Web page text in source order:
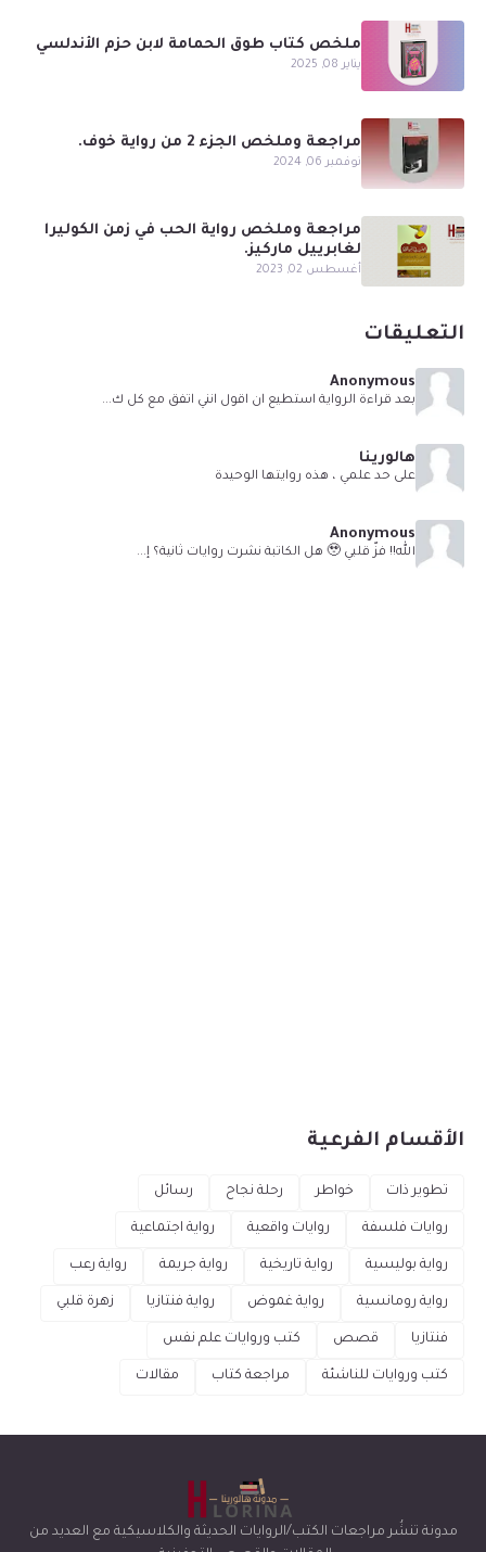
ملخص كتاب طوق الحمامة لابن حزم الأندلسي
يناير 08, 2025
مراجعة وملخص الجزء 2 من رواية خوف.
نوفمبر 06, 2024
مراجعة وملخص رواية الحب في زمن الكوليرا
لغابرييل ماركيز.
أغسطس 02, 2023
التعليقات
Anonymous
بعد قراءة الرواية استطيع ان اقول انني اتفق مع كل ك...
هالورينا
على حد علمي ، هذه روايتها الوحيدة
Anonymous
الله!! فزّ قلبي 🥹 هل الكاتبة نشرت روايات ثانية؟ إ...
الأقسام الفرعية
تطوير ذات خواطر رحلة نجاح رسائل
روايات فلسفة روايات واقعية رواية اجتماعية
رواية بوليسية رواية تاريخية رواية جريمة رواية رعب
رواية رومانسية رواية غموض رواية فنتازيا زهرة قلبي
فنتازيا قصص كتب وروايات علم نفس
كتب وروايات للناشئة مراجعة كتاب مقالات
مدونة تنشُر مراجعات الكتب/الروايات الحديثة والكلاسيكية مع العديد من